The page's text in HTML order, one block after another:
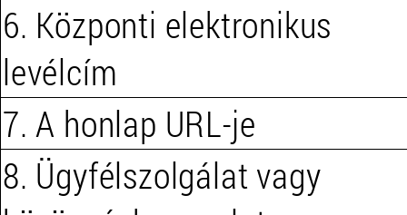
6. Központi elektronikus
levélcím
7. A honlap URL-je
8. Ügyfélszolgálat vagy